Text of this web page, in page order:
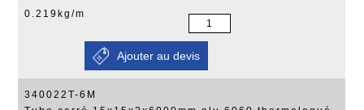
0.219kg/m
340022T-6M